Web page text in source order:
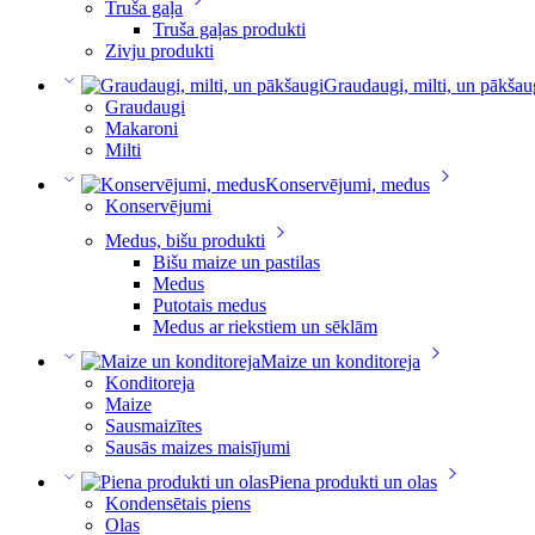
Truša gaļa
Truša gaļas produkti
Zivju produkti
Graudaugi, milti, un
Graudaugi
Makaroni
Milti
Konservējumi, medus
Konservējumi
Medus, bišu produkti
Bišu maize un pastilas
Medus
Putotais medus
Medus ar riekstiem un sēklām
Maize un konditoreja
Konditoreja
Maize
Sausmaizītes
Sausās maizes maisījumi
Piena produkti un olas
Kondensētais piens
Olas